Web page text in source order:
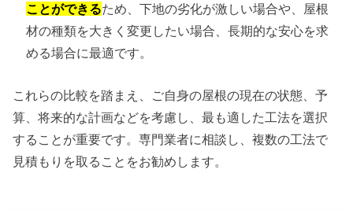
ことができるため、下地の劣化が激しい場合や、屋根
材の種類を大きく変更したい場合、長期的な安心を求
める場合に最適です。
これらの比較を踏まえ、ご自身の屋根の現在の状態、予
算、将来的な計画などを考慮し、最も適した工法を選択
することが重要です。専門業者に相談し、複数の工法で
見積もりを取ることをお勧めします。